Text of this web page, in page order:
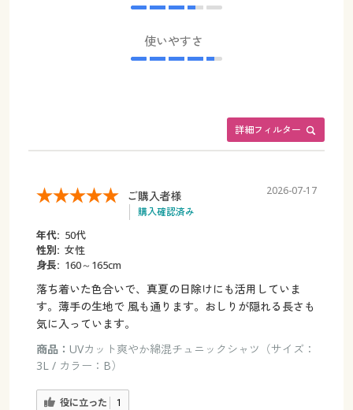
使いやすさ
詳細フィルター
ご購入者様
購入確認済み
2026-07-17
年代: 50代
性別: 女性
身長: 160～165cm
落ち着いた色合いで、真夏の日除けにも活用していま
す。薄手の生地で 風も通ります。おしりが隠れる長さも
気に入っています。
商品： UVカット爽やか綿混チュニックシャツ（サイズ：
3L / カラー：B）
役に立った 1